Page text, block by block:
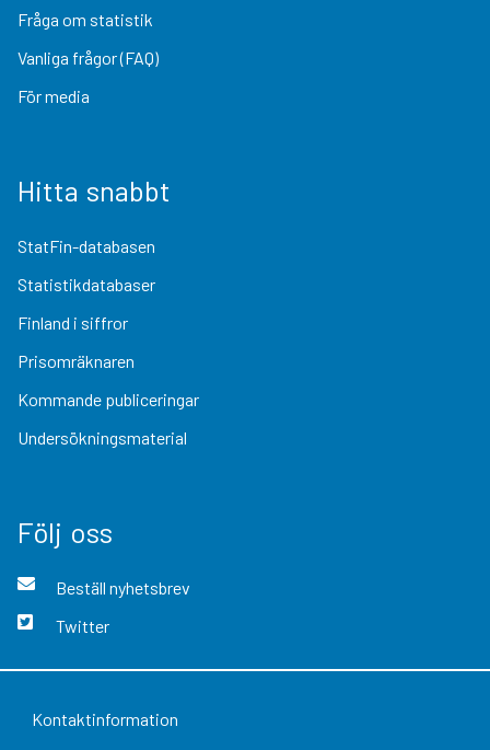
Fråga om statistik
Vanliga frågor (FAQ)
För media
Hitta snabbt
StatFin-databasen
Statistikdatabaser
Finland i siffror
Prisomräknaren
Kommande publiceringar
Undersökningsmaterial
Följ oss
Beställ nyhetsbrev
Twitter
Kontaktinformation